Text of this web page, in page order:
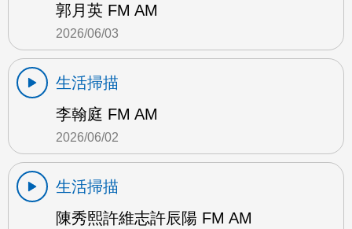
郭月英 FM AM
2026/06/03
生活掃描
李翰庭 FM AM
2026/06/02
生活掃描
陳秀熙許維志許辰陽 FM AM